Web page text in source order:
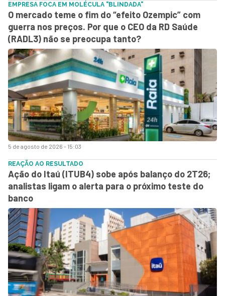
5 de agosto de 2026 - 15:03
EMPRESA FOCA EM MOLÉCULA "BLINDADA"
O mercado teme o fim do “efeito Ozempic” com
guerra nos preços. Por que o CEO da RD Saúde
(RADL3) não se preocupa tanto?
REAÇÃO AO RESULTADO
Ação do Itaú (ITUB4) sobe após balanço do 2T26;
analistas ligam o alerta para o próximo teste do
banco